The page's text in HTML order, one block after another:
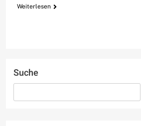
Weiterlesen
Suche